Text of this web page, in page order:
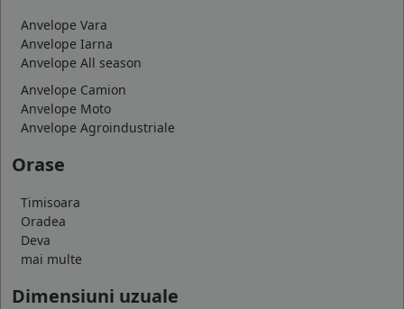
Anvelope Vara
Anvelope Iarna
Anvelope All season
Anvelope Camion
Anvelope Moto
Anvelope Agroindustriale
Orase
Timisoara
Oradea
Deva
mai multe
Dimensiuni uzuale